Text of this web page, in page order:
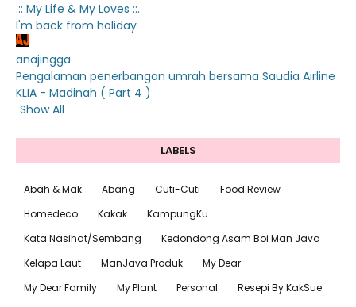
.:: My Life & My Loves ::.
I'm back from holiday
anajingga
Pengalaman penerbangan umrah bersama Saudia Airline
KLIA - Madinah ( Part 4 )
Show All
LABELS
Abah & Mak Abang Cuti-Cuti
Food Review
Homedeco
Kakak
KampungKu
Kata Nasihat/Sembang
Kedondong Asam Boi Man Java
Kelapa Laut
ManJava Produk
My Dear
My Dear Family
My Plant Personal
Resepi By KakSue